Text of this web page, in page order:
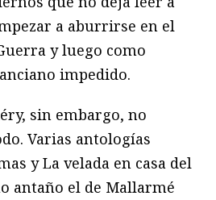
a aburrirse en el
y luego como
impedido.
sin embargo, no
Varias antologías
yLa velada en casa del
antaño el de Mallarmé